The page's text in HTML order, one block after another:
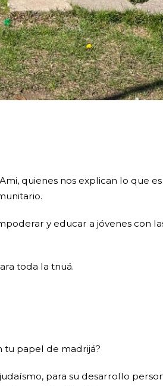
quienes nos explican lo que
y educar a jóvenes con
toda la tnuá.
tu papel de madrijá?
para su desarrollo